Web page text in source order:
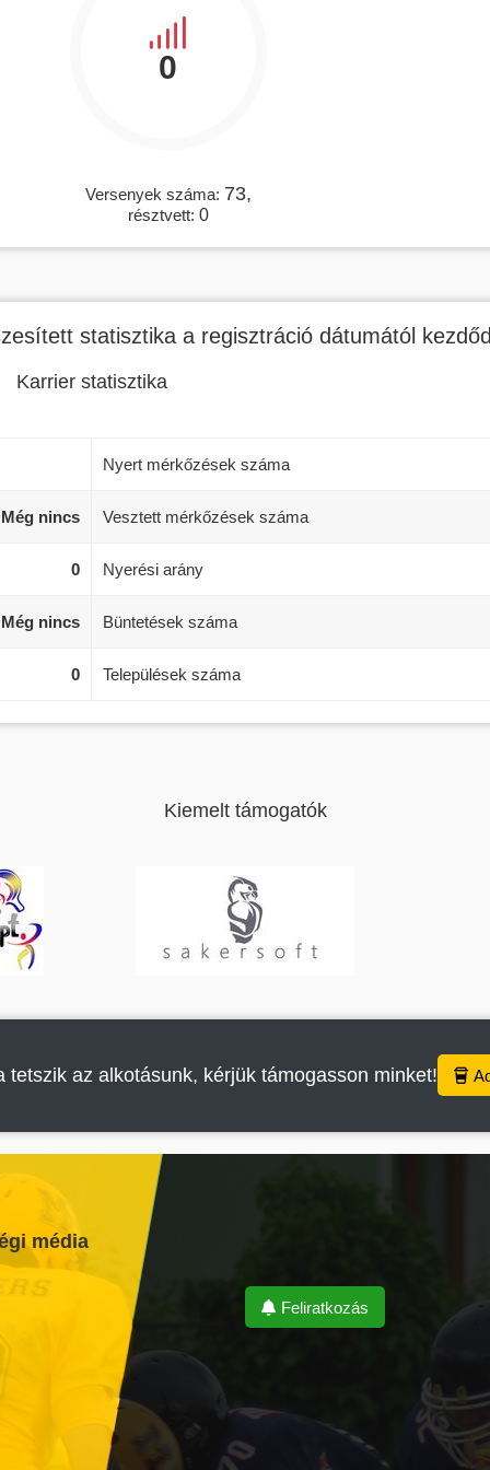
0
Versenyek száma: 73,
résztvett: 0
statisztika a regisztráció dátumától
Karrier statisztika
Még nincs
0
Még nincs
0
Nyert mérkőzések száma
Vesztett mérkőzések száma
Nyerési arány
Büntetések száma
Települések száma
Kiemelt támogatók
tetszik az alkotásunk, kérjük támogasson minket!
média
Feliratkozás